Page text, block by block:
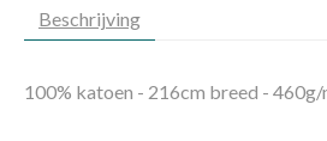
Beschrijving
100% katoen - 216cm breed - 460g/